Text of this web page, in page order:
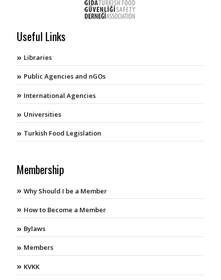
Useful Links
Libraries
Public Agencies and nGOs
International Agencies
Universities
Turkish Food Legislation
Membership
Why Should I be a Member
How to Become a Member
Bylaws
Members
KVKK